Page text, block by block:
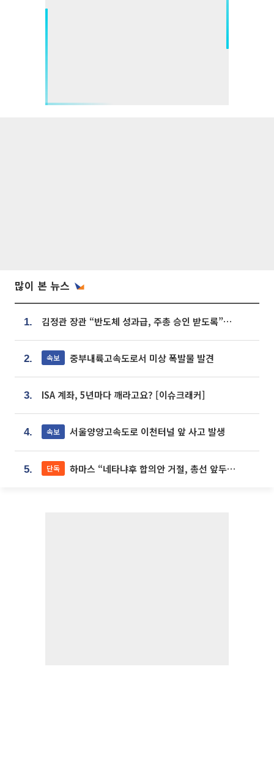
많이 본 뉴스
1. 김정관 장관 “반도체 성과급, 주총 승인 받도록”…상법·자본시장법 개정 시사
2. 속보 중부내륙고속도로서 미상 폭발물 발견
3. ISA 계좌, 5년마다 깨라고요? [이슈크래커]
4. 속보 서울양양고속도로 이천터널 앞 사고 발생
5. 단독 하마스 “네타냐후 합의안 거절, 총선 앞두고 시간 끌기”